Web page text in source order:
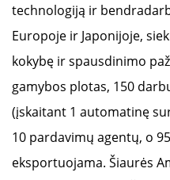
technologiją ir
Europoje ir Japonijoje,
kokybę ir spausdinimo
gamybos plotas, 150
(įskaitant 1 automatinę
10 pardavimų agentų, o
eksportuojama. Šiaurės